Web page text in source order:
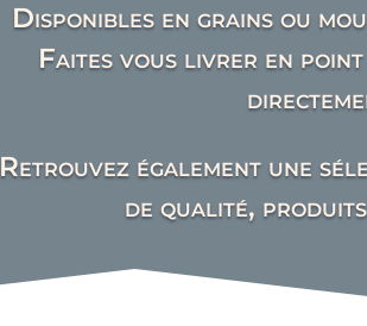
Disponibles en grains ou
Faites vous livrer en
Retrouvez également une
de qualité,